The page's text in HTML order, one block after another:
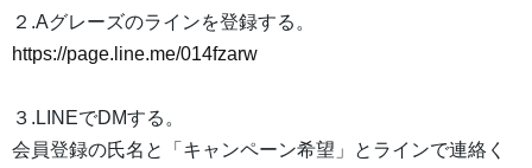
２.Aグレーズのラインを登録する。
https://page.line.me/014fzarw
３.LINEでDMする。
会員登録の氏名と「キャンペーン希望」とラインで連絡く